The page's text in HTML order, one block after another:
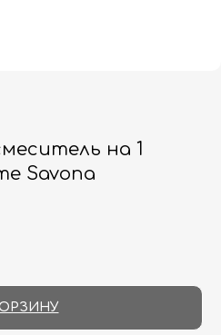
на 1
Savona